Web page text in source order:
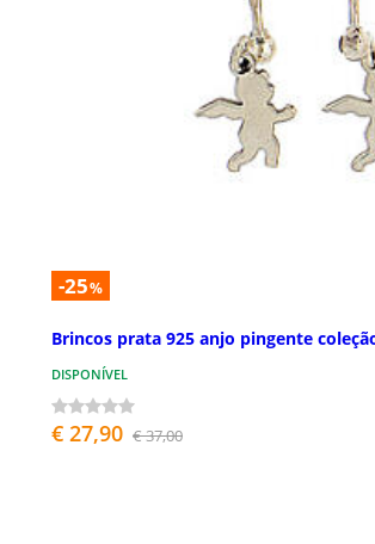
-25%
Brincos prata 925 anjo pingente
DISPONÍVEL
€ 27,90 € 37,00